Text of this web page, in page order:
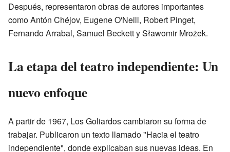
Después, representaron obras de autores importantes
como Antón Chéjov, Eugene O'Neill, Robert Pinget,
Fernando Arrabal, Samuel Beckett y Sławomir Mrożek.
La etapa del teatro independiente: Un
nuevo enfoque
A partir de 1967, Los Goliardos cambiaron su forma de
trabajar. Publicaron un texto llamado "Hacia el teatro
independiente", donde explicaban sus nuevas ideas. En